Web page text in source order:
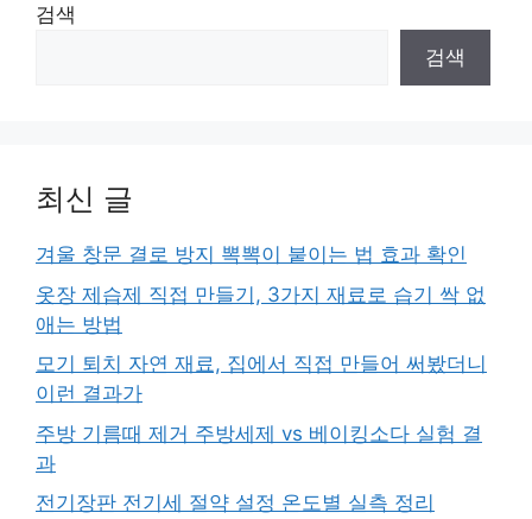
검색
검색
최신 글
겨울 창문 결로 방지 뽁뽁이 붙이는 법 효과 확인
옷장 제습제 직접 만들기, 3가지 재료로 습기 싹 없
애는 방법
모기 퇴치 자연 재료, 집에서 직접 만들어 써봤더니
이런 결과가
주방 기름때 제거 주방세제 vs 베이킹소다 실험 결
과
전기장판 전기세 절약 설정 온도별 실측 정리